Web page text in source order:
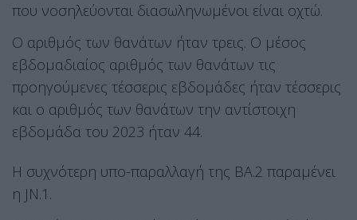
που νοσηλεύονται διασωληνωμένοι είναι οχτώ.
Ο αριθμός των θανάτων ήταν τρεις. Ο μέσος
εβδομαδιαίος αριθμός των θανάτων τις
προηγούμενες τέσσερις εβδομάδες ήταν τέσσερις
και ο αριθμός των θανάτων την αντίστοιχη
εβδομάδα του 2023 ήταν 44.
Η συχνότερη υπο-παραλλαγή της ΒΑ.2 παραμένει
η JN.1.